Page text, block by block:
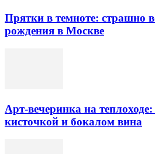
Прятки в темноте: страшно
рождения в Москве
Арт-вечеринка на
кисточкой и бокалом вина